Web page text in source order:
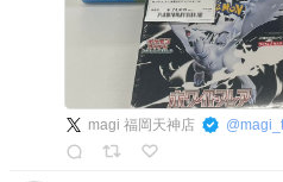
magi 福岡天神店 @